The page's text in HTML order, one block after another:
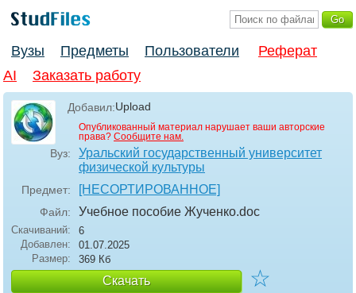
Вузы Предметы Пользователи
Реферат
AI
Заказать работу
Добавил:Upload
Опубликованный материал нарушает ваши авторские
права? Сообщите нам.
Вуз:
Уральский государственный университет
физической культуры
Предмет: [НЕСОРТИРОВАННОЕ]
Файл: Учебное пособие Жученко.doc
Скачиваний:
6
Добавлен:
01.07.2025
Размер:
369 Кб
Скачать ☆